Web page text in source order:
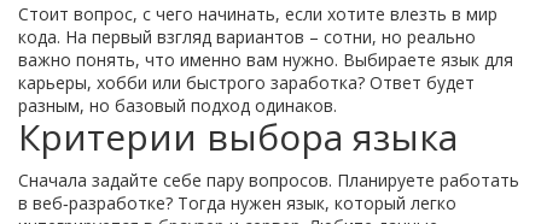
Стоит вопрос, с чего начинать, если хотите влезть в мир
кода. На первый взгляд вариантов – сотни, но реально
важно понять, что именно вам нужно. Выбираете язык для
карьеры, хобби или быстрого заработка? Ответ будет
разным, но базовый подход одинаков.
Критерии выбора языка
Сначала задайте себе пару вопросов. Планируете работать
в веб‑разработке? Тогда нужен язык, который легко